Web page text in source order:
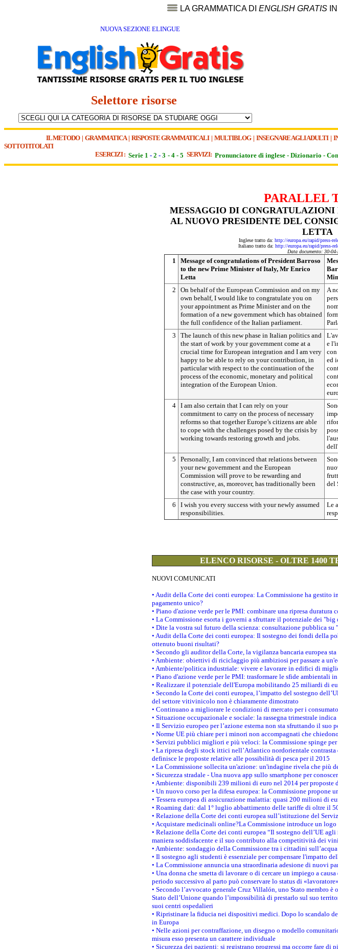
LA GRAMMATICA DI ENGLISH GRATIS IN
NUOVA SEZIONE ELINGUE
Selettore risorse
IL METODO| GRAMMATICA| RISPOSTE GRAMMATICALI| MULTIBLOG| INSEGNARE AGLI ADULTI |
SOTTOTITOLATI
ESERCIZI : Serie 1 - 2 - 3 - 4 - 5 SERVIZI: Pronunciatore di inglese - Dizionario -
PARALLEL
MESSAGGIO DI CONGRATULAZIONI
AL NUOVO PRESIDENTE DEL
LETTA
Inglese tratto da: http://europa.eu/rapid/press-
Italiano tratto da: http://europa.eu/rapid/press-
Data documento: 30-
1
Message of congratulations of President Barroso
to the new Prime Minister of Italy, Mr Enrico
Letta
2
On behalf of the European Commission and on my
own behalf, I would like to congratulate you on
your appointment as Prime Minister and on the
formation of a new government which has obtained
the full confidence of the Italian parliament.
A
3
The launch of this new phase in Italian politics and
the start of work by your government come at a
crucial time for European integration and I am very
happy to be able to rely on your contribution, in
particular with respect to the continuation of the
process of the economic, monetary and political
integration of the European Union.
e
ed
4 I am also certain that I can rely on your
commitment to carry on the process of necessary
reforms so that together Europe’s citizens are able
to cope with the challenges posed by the crisis by
working towards restoring growth and jobs.
5
Personally, I am convinced that relations between
your new government and the European
Commission will prove to be rewarding and
constructive, as, moreover, has traditionally been
the case with your country.
del
6
I wish you every success with your newly assumed
responsibilities.
Le
ELENCO RISORSE - OLTRE 1400
NUOVI COMUNICATI
• Audit della Corte dei conti europea: La Commissione ha gestito
pagamento unico?
• Piano d'azione verde per le PMI: combinare una ripresa
• La Commissione esorta i governi a sfruttare il potenziale dei "big
• Dite la vostra sul futuro della scienza: consultazione pubblica su
• Audit della Corte dei conti europea: Il sostegno dei fondi della
ottenuto buoni risultati?
• Secondo gli auditor della Corte, la vigilanza bancaria europea
• Ambiente: obiettivi di riciclaggio più ambiziosi per passare a
• Ambiente/politica industriale: vivere e lavorare in edifici di
• Piano d'azione verde per le PMI: trasformare le sfide ambientali
• Realizzare il potenziale dell'Europa mobilitando 25 miliardi di
• Secondo la Corte dei conti europea, l’impatto del sostegno
del settore vitivinicolo non è chiaramente dimostrato
• Continuano a migliorare le condizioni di mercato per i
• Situazione occupazionale e sociale: la rassegna trimestrale
• Il Servizio europeo per l’azione esterna non sta sfruttando il suo
• Norme UE più chiare per i minori non accompagnati che
• Servizi pubblici migliori e più veloci: la Commissione spinge
• La ripresa degli stock ittici nell’Atlantico nordorientale
definisce le proposte relative alle possibilità di pesca per il 2015
• La Commissione sollecita un'azione: un'indagine rivela che
• Sicurezza stradale - Una nuova app sullo smartphone per
• Ambiente: disponibili 239 milioni di euro nel 2014 per proposte
• Un nuovo corso per la difesa europea: la Commissione propone
• Tessera europea di assicurazione malattia: quasi 200 milioni di
• Roaming dati: dal 1° luglio abbattimento delle tariffe di oltre il
• Relazione della Corte dei conti europea sull’istituzione del
• Acquistare medicinali online?La Commissione introduce un
• Relazione della Corte dei conti europea “Il sostegno dell’UE
maniera soddisfacente e il suo contributo alla competitività dei
• Ambiente: sondaggio della Commissione tra i cittadini
• Il sostegno agli studenti è essenziale per compensare l'impatto
• La Commissione annuncia una straordinaria adesione di nuovi
• Una donna che smetta di lavorare o di cercare un impiego a
periodo successivo al parto può conservare lo status di «lavoratore»
• Secondo l’avvocato generale Cruz Villalón, uno Stato membro
Stato dell’Unione quando l’impossibilità di prestarlo sul suo
suoi centri ospedalieri
• Ripristinare la fiducia nei dispositivi medici. Dopo lo scandalo
in Europa
• Nelle azioni per contraffazione, un disegno o modello
misura esso presenta un carattere individuale
• Sicurezza dei pazienti: si registrano progressi ma occorre fare di